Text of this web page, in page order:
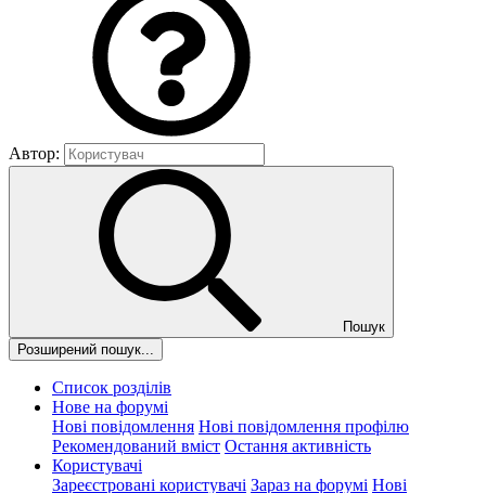
Автор:
Пошук
Розширений пошук...
Список розділів
Нове на форумі
Нові повідомлення Нові повідомлення профілю
Рекомендований вміст Остання активність
Користувачі
Зареєстровані користувачі Зараз на форумі Нові